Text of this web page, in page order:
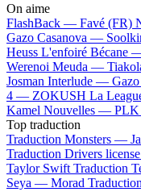
On aime
FlashBack — Favé (FR)
Gazo Casanova —
Heuss L'enfoiré Bécane
Werenoi Meuda —
Josman Interlude —
4 — ZOKUSH La
Kamel Nouvelles — PLK
Top traduction
Traduction Monsters —
Traduction Drivers
Taylor Swift Traduction
Seya — Morad